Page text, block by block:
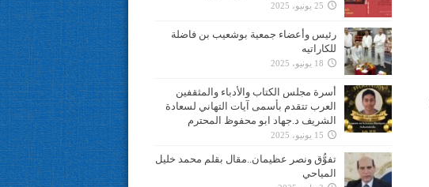
25 يونيو، 2025
رئيس وأعضاء جمعية بوشعيب بن فاضلة
للكاراتيه
18 يونيو، 2025
أسرة مجلس الكتاب والأدباء والمثقفين
العرب تتقدم بأسمى آيات التهاني لسعادة
الشريف د.جهاد ابو محفوظ المحترم
15 يونيو، 2025
تفوُّق ونصر عظيمان..مقال بقلم محمد خليل
المياحي